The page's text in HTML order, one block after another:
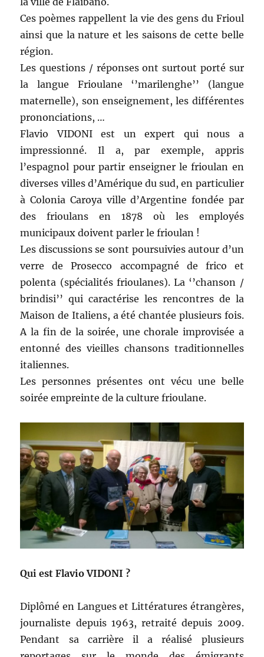
Ces poèmes rappellent la vie des gens du Frioul
ainsi que la nature et les saisons de cette belle
région.
Les questions / réponses ont surtout porté sur
la langue Frioulane ‘’marilenghe’’ (langue
maternelle), son enseignement, les différentes
prononciations, …
Flavio VIDONI est un expert qui nous a
impressionné. Il a, par exemple, appris
l’espagnol pour partir enseigner le frioulan en
diverses villes d’Amérique du sud, en particulier
à Colonia Caroya ville d’Argentine fondée par
des frioulans en 1878 où les employés
municipaux doivent parler le frioulan !
Les discussions se sont poursuivies autour d’un
verre de Prosecco accompagné de frico et
polenta (spécialités frioulanes). La ‘’chanson /
brindisi’’ qui caractérise les rencontres de la
Maison de Italiens, a été chantée plusieurs fois.
A la fin de la soirée, une chorale improvisée a
entonné des vieilles chansons traditionnelles
italiennes.
Les personnes présentes ont vécu une belle
soirée empreinte de la culture frioulane.
Qui est Flavio VIDONI ?
Diplômé en Langues et Littératures étrangères,
journaliste depuis 1963, retraité depuis 2009.
Pendant sa carrière il a réalisé plusieurs